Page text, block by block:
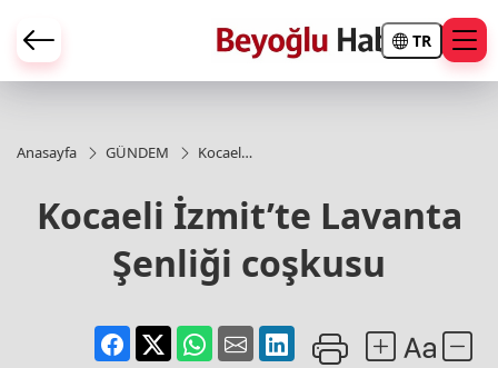
TR
Anasayfa GÜNDEM
Kocaeli
Şenliği
coşkusu
Kocaeli İzmit’te Lavanta
Şenliği coşkusu